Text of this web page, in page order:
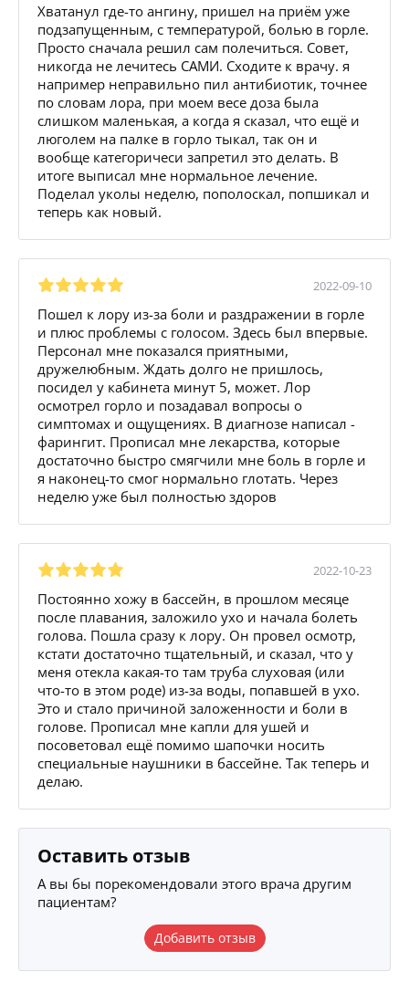
Хватанул где-то ангину, пришел на приём уже
подзапущенным, с температурой, болью в горле.
Просто сначала решил сам полечиться. Совет,
никогда не лечитесь САМИ. Сходите к врачу. я
например неправильно пил антибиотик, точнее
по словам лора, при моем весе доза была
слишком маленькая, а когда я сказал, что ещё и
люголем на палке в горло тыкал, так он и
вообще категоричеси запретил это делать. В
итоге выписал мне нормальное лечение.
Поделал уколы неделю, пополоскал, попшикал и
теперь как новый.
2022-09-10
Пошел к лору из-за боли и раздражении в горле
и плюс проблемы с голосом. Здесь был впервые.
Персонал мне показался приятными,
дружелюбным. Ждать долго не пришлось,
посидел у кабинета минут 5, может. Лор
осмотрел горло и позадавал вопросы о
симптомах и ощущениях. В диагнозе написал -
фарингит. Прописал мне лекарства, которые
достаточно быстро смягчили мне боль в горле и
я наконец-то смог нормально глотать. Через
неделю уже был полностью здоров
2022-10-23
Постоянно хожу в бассейн, в прошлом месяце
после плавания, заложило ухо и начала болеть
голова. Пошла сразу к лору. Он провел осмотр,
кстати достаточно тщательный, и сказал, что у
меня отекла какая-то там труба слуховая (или
что-то в этом роде) из-за воды, попавшей в ухо.
Это и стало причиной заложенности и боли в
голове. Прописал мне капли для ушей и
посоветовал ещё помимо шапочки носить
специальные наушники в бассейне. Так теперь и
делаю.
Оставить отзыв
А вы бы порекомендовали этого врача другим
пациентам?
Добавить отзыв